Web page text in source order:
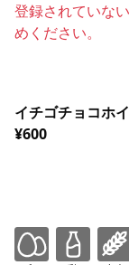
登録されていな
めください。
イチゴチョコホ
¥600